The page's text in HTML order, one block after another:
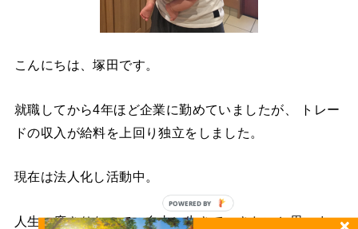
こんにちは、塚田です。
就職してから4年ほど企業に勤めていましたが、 トレー
ドの収入が給料を上回り独立をしました。
現在は法人化し活動中。
人生一度きりなので、自由に生きていきたいと思いま
POWERED
BY